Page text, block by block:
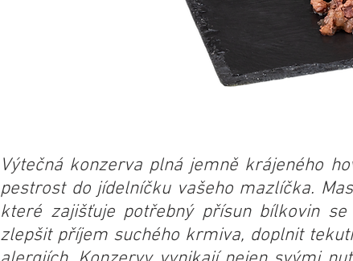
Výtečná konzerva plná jemně krájeného
pestrost do jídelníčku vašeho mazlíčka.
které zajišťuje potřebný přísun bílkovin
zlepšit příjem suchého krmiva, doplnit